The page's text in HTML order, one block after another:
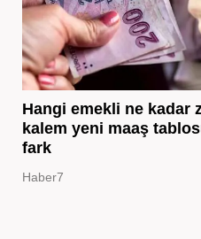
Hangi emekli ne kadar
kalem yeni maaş
fark
Haber7